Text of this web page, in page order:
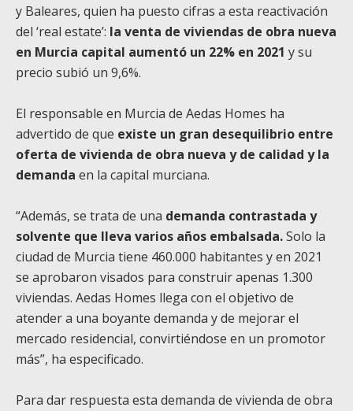
y Baleares, quien ha puesto cifras a esta reactivación
del ‘real estate’: la venta de viviendas de obra nueva
en Murcia capital aumentó un 22% en 2021 y su
precio subió un 9,6%.
El responsable en Murcia de Aedas Homes ha
advertido de que existe un gran desequilibrio entre
oferta de vivienda de obra nueva y de calidad y la
demanda en la capital murciana.
“Además, se trata de una demanda contrastada y
solvente que lleva varios años embalsada.Solo la
ciudad de Murcia tiene 460.000 habitantes y en 2021
se aprobaron visados para construir apenas 1.300
viviendas. Aedas Homes llega con el objetivo de
atender a una boyante demanda y de mejorar el
mercado residencial, convirtiéndose en un promotor
más”, ha especificado.
Para dar respuesta esta demanda de vivienda de obra